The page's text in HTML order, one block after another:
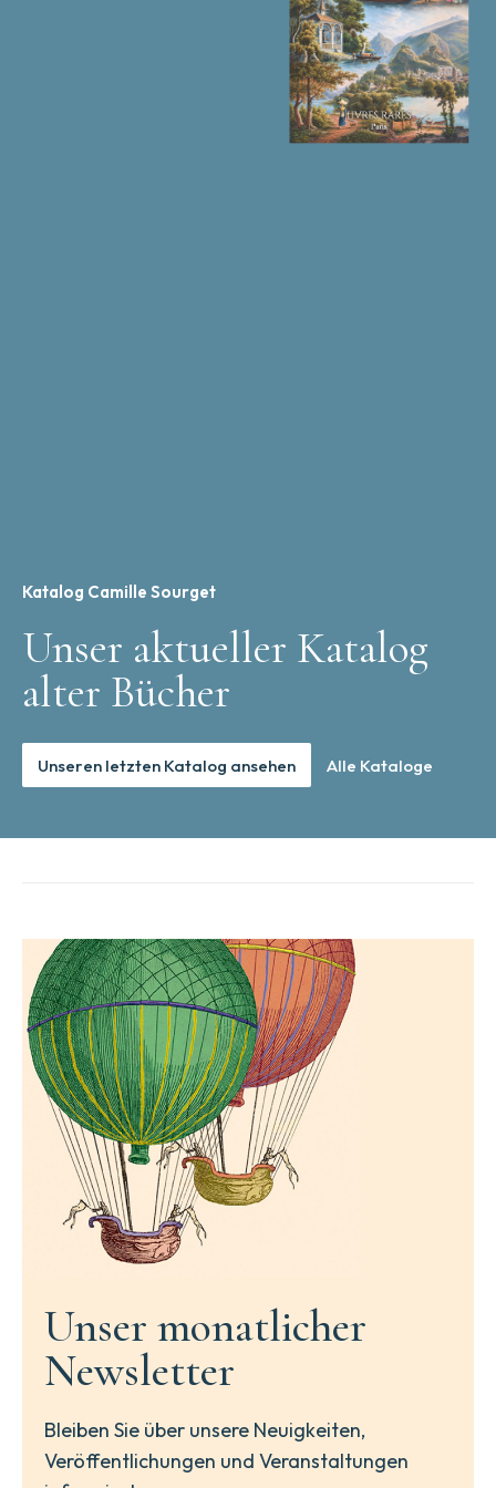
Katalog Camille Sourget
Unser aktueller Katalog
alter Bücher
Unseren letzten Katalog ansehen Alle Kataloge
Unser monatlicher
Newsletter
Bleiben Sie über unsere Neuigkeiten,
Veröffentlichungen und Veranstaltungen